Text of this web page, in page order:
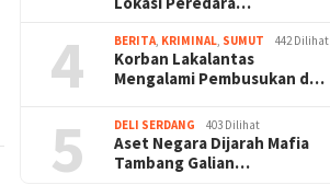
4 BERITA, KRIMINAL, SUMUT 442 Dilihat
Korban Lakalantas
Mengalami Pembusukan d…
5 DELI SERDANG 403 Dilihat
Aset Negara Dijarah Mafia
Tambang Galian…